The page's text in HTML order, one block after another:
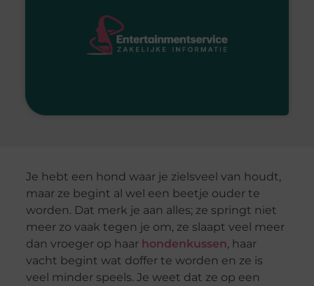
Je hebt een hond waar je zielsveel van houdt,
maar ze begint al wel een beetje ouder te
worden. Dat merk je aan alles; ze springt niet
meer zo vaak tegen je om, ze slaapt veel meer
dan vroeger op haar hondenkussen, haar
vacht begint wat doffer te worden en ze is
veel minder speels. Je weet dat ze op een